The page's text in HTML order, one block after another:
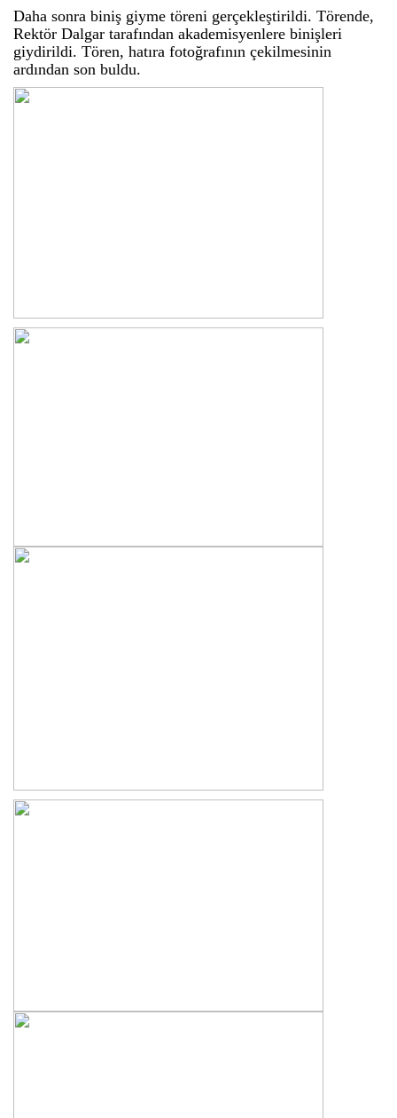
Daha sonra biniş giyme töreni gerçekleştirildi. Törende,
Rektör Dalgar tarafından akademisyenlere binişleri
giydirildi. Tören, hatıra fotoğrafının çekilmesinin
ardından son buldu.